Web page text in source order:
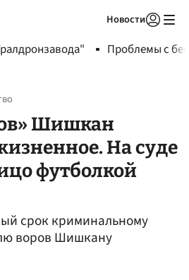
Новости
Проблемы с
Шишкан
На суде
футболкой
срок криминальному
воров Шишкану